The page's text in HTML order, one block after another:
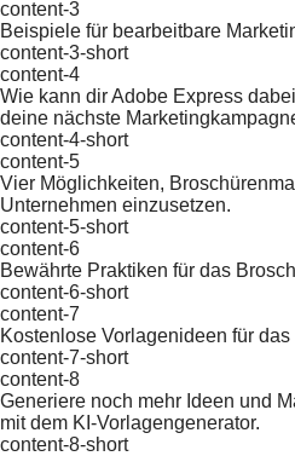
content-3
Beispiele für bearbeitbare
content-3-short
content-4
Wie kann dir Adobe Express
deine nächste
content-4-short
content-5
Vier Möglichkeiten,
Unternehmen einzusetzen.
content-5-short
content-6
Bewährte Praktiken für das
content-6-short
content-7
Kostenlose Vorlagenideen für
content-7-short
content-8
Generiere noch mehr Ideen und
mit dem KI-Vorlagengenerator.
content-8-short